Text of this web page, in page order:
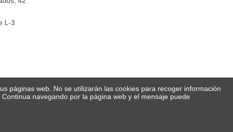
L-3
páginas web. No se utilizarán las cookies para recoger información
navegando por la página web y el mensaje puede